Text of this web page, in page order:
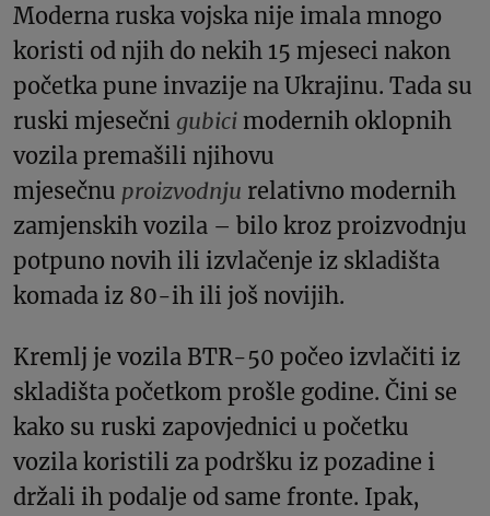
Moderna ruska vojska nije imala mnogo
koristi od njih do nekih 15 mjeseci nakon
početka pune invazije na Ukrajinu. Tada su
ruski mjesečni gubici modernih oklopnih
vozila premašili njihovu
mjesečnu proizvodnju relativno modernih
zamjenskih vozila – bilo kroz proizvodnju
potpuno novih ili izvlačenje iz skladišta
komada iz 80-ih ili još novijih.
Kremlj je vozila BTR-50 počeo izvlačiti iz
skladišta početkom prošle godine. Čini se
kako su ruski zapovjednici u početku
vozila koristili za podršku iz pozadine i
držali ih podalje od same fronte. Ipak,